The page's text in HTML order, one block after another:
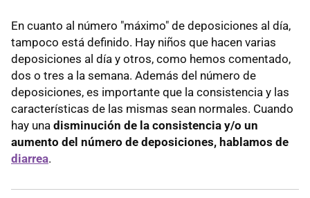
En cuanto al número "máximo" de deposiciones al día,
tampoco está definido. Hay niños que hacen varias
deposiciones al día y otros, como hemos comentado,
dos o tres a la semana. Además del número de
deposiciones, es importante que la consistencia y las
características de las mismas sean normales. Cuando
hay una disminución de la consistencia y/o un
aumento del número de deposiciones, hablamos de
diarrea.